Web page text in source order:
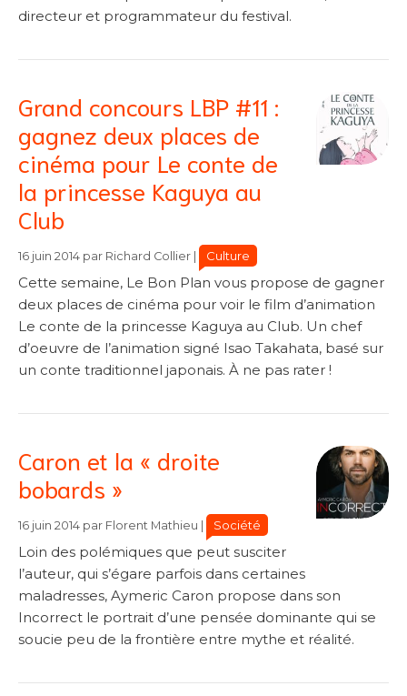
directeur et programmateur du festival.
Grand concours LBP #11 :
gagnez deux places de
cinéma pour Le conte de
la princesse Kaguya au
Club
16 juin 2014 par Richard Collier Catégories
Catégories
Culture
Cette semaine, Le Bon Plan vous propose de gagner
deux places de cinéma pour voir le film d’animation
Le conte de la princesse Kaguya au Club. Un chef
d’oeuvre de l’animation signé Isao Takahata, basé sur
un conte traditionnel japonais. À ne pas rater !
Caron et la « droite
bobards »
16 juin 2014 par Florent Mathieu Catégories
Catégories
Société
Loin des polémiques que peut susciter
l’auteur, qui s’égare parfois dans certaines
maladresses, Aymeric Caron propose dans son
Incorrect le portrait d’une pensée dominante qui se
soucie peu de la frontière entre mythe et réalité.